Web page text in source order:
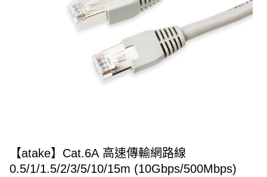
【atake】Cat.6A 高速傳輸網路線
0.5/1/1.5/2/3/5/10/15m (10Gbps/500Mbps)